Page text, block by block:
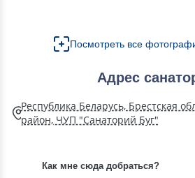
Посмотреть все
Адрес
Республика Беларусь, Брестская
район, ЧУП "Санаторий Буг"
Как мне сюда добраться?